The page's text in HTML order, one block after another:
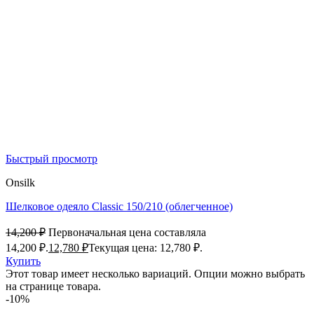
Быстрый просмотр
Onsilk
Шелковое одеяло Classic 150/210 (облегченное)
14,200₽ Первоначальная цена составляла
14,200 ₽.12,780 ₽Текущая цена: 12,780 ₽.
Купить
Этот товар имеет несколько вариаций. Опции можно выбрать
на странице товара.
-10%